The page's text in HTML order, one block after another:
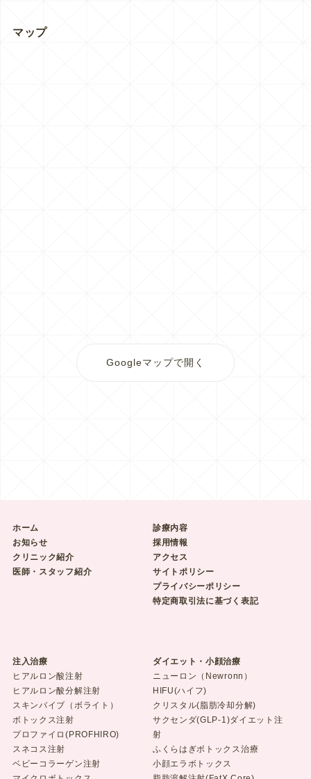
マップ
Googleマップで開く
ホーム
お知らせ
クリニック紹介
医師・スタッフ紹介
診療内容
採用情報
アクセス
サイトポリシー
プライバシーポリシー
特定商取引法に基づく表記
注入治療
ヒアルロン酸注射
ヒアルロン酸分解注射
スキンバイブ（ボライト）
ボトックス注射
プロファイロ(PROFHIRO)
スネコス注射
ベビーコラーゲン注射
ダイエット・小顔治療
ニューロン（Newronn）
HIFU(ハイフ)
クリスタル(脂肪冷却分解)
サクセンダ(GLP-1)ダイエット注
射
ふくらはぎボトックス治療
小顔エラボトックス